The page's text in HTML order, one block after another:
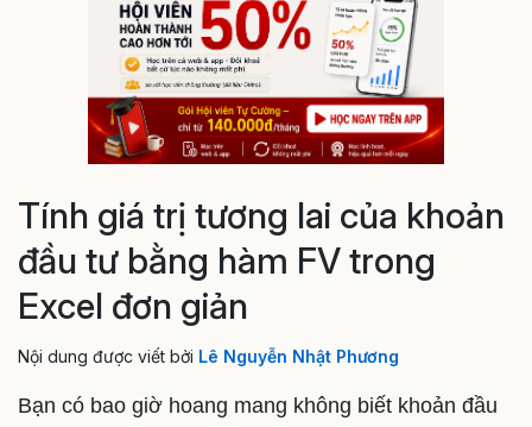
Tính giá trị tương lai của khoản
đầu tư bằng hàm FV trong
Excel đơn giản
Nội dung được viết bởi Lê Nguyễn Nhật Phương
Bạn có bao giờ hoang mang không biết khoản đầu